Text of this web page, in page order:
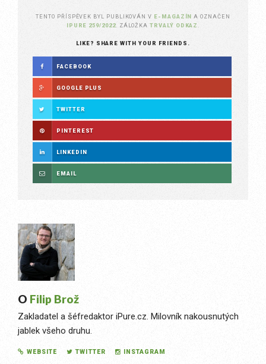
TENTO PŘÍSPĚVEK BYL PUBLIKOVÁN V E-MAGAZÍN A OZNAČEN
IPURE 259/2022. ZÁLOŽKATRVALÝ ODKAZ
LIKE? SHARE WITH YOUR FRIENDS.
FACEBOOK
GOOGLE PLUS
TWITTER
PINTEREST
LINKEDIN
EMAIL
O Filip Brož
Zakladatel a šéfredaktor iPure.cz. Milovník nakousnutých
jablek všeho druhu.
WEBSITE TWITTER INSTAGRAM